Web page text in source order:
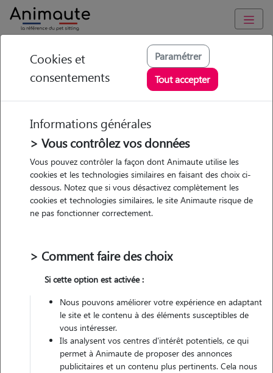
Animaute Bretagne / Laillé
Melina - Petsitter à
LAILLE
• 20 ans
Non véhiculé
Contacter
L'envoi d'une demande est sans engagement
Cookies et
consentements
Paramétrer
Tout accepter
Informations générales
> Vous contrôlez vos données
Vous pouvez contrôler la façon dont Animaute utilise les
cookies et les technologies similaires en faisant des choix ci-
dessous. Notez que si vous désactivez complètement les
cookies et technologies similaires, le site Animaute risque de
ne pas fonctionner correctement.
> Comment faire des choix
Si cette option est activée :
Nous pouvons améliorer votre expérience en adaptant
le site et le contenu à des éléments susceptibles de
vous intéresser.
Ils analysent vos centres d'intérêt potentiels, ce qui
permet à Animaute de proposer des annonces
publicitaires et un contenu plus pertinents. Cela nous